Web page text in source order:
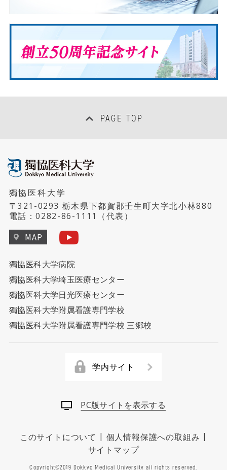
PAGE TOP
獨協医科大学
〒321-0293 栃木県下都賀郡壬生町大字北小林880
電話：0282-86-1111 （代表）
MAP
獨協医科大学病院
獨協医科大学埼玉医療センター
獨協医科大学日光医療センター
獨協医科大学附属看護専門学校
獨協医科大学附属看護専門学校 三郷校
学内サイト
PC版サイトを表示する
このサイトについて | 個人情報保護への取組み |
サイトマップ
Copyright©2019 Dokkyo Medical University all rights reserved.